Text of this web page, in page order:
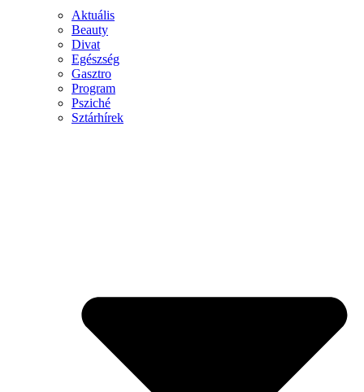
Aktuális
Beauty
Divat
Egészség
Gasztro
Program
Psziché
Sztárhírek